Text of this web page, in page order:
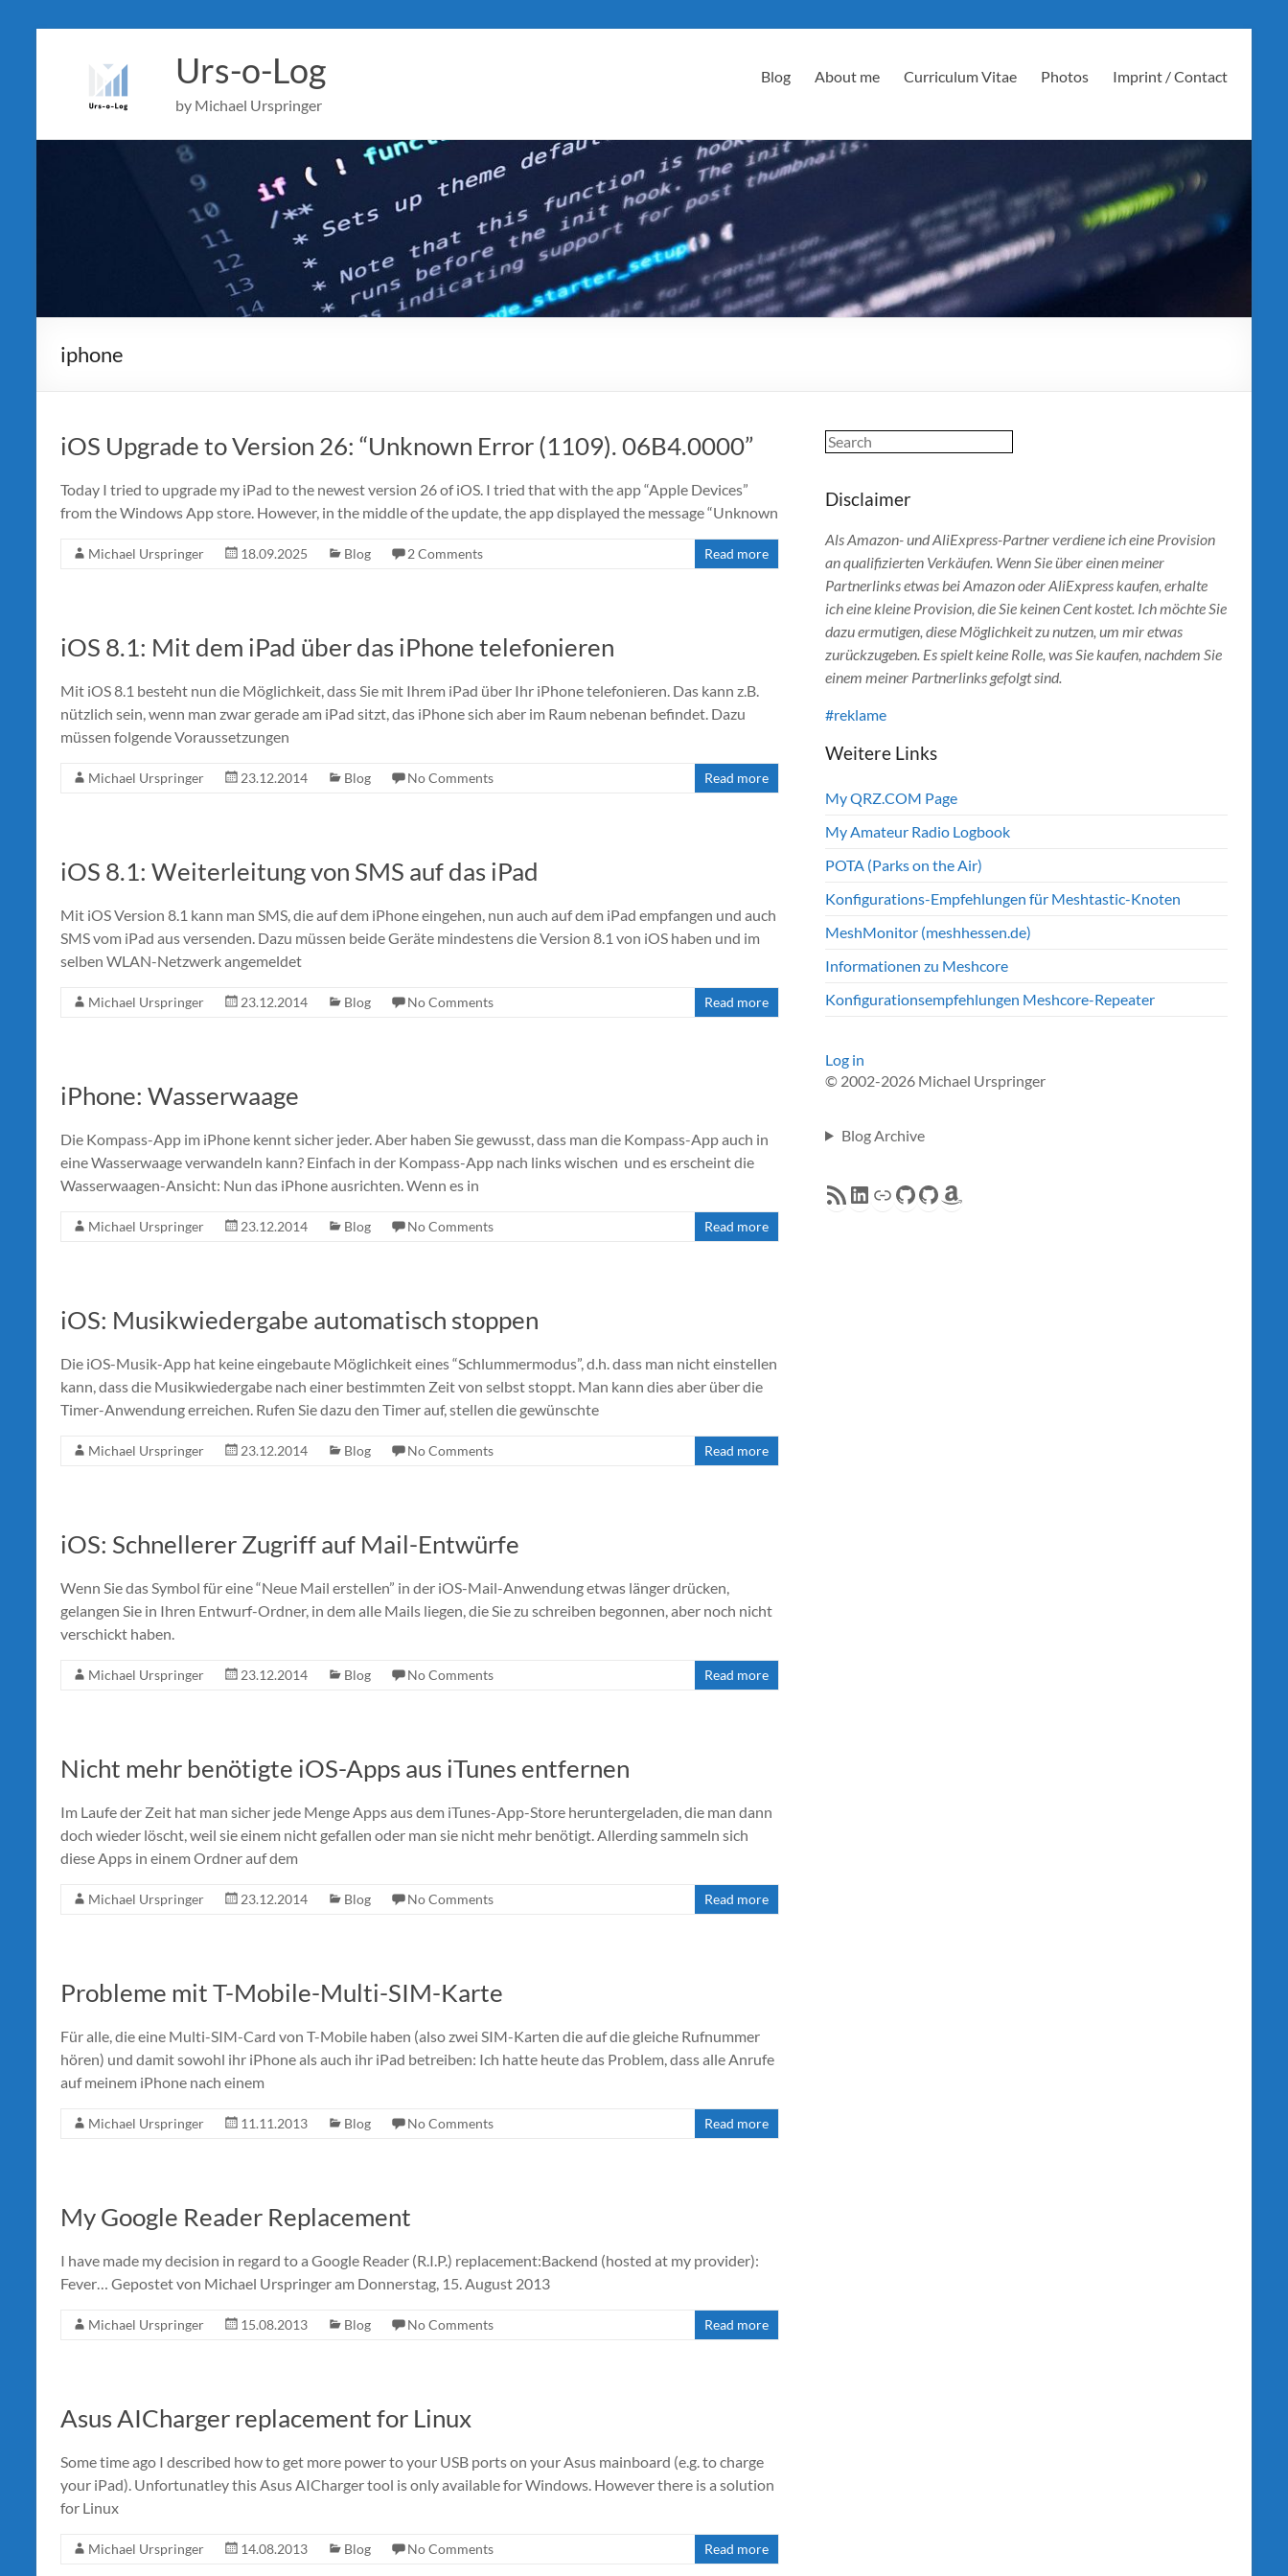
Urs-o-Log
by Michael Urspringer
Blog About me Curriculum Vitae Photos Imprint / Contact
iphone
iOS Upgrade to Version 26: “Unknown Error (1109). 06B4.0000”
Today I tried to upgrade my iPad to the newest version 26 of iOS. I tried that with the app “Apple Devices”
from the Windows App store. However, in the middle of the update, the app displayed the message “Unknown
Michael Urspringer 18.09.2025 Blog 2 Comments Read more
iOS 8.1: Mit dem iPad über das iPhone telefonieren
Mit iOS 8.1 besteht nun die Möglichkeit, dass Sie mit Ihrem iPad über Ihr iPhone telefonieren. Das kann z.B.
nützlich sein, wenn man zwar gerade am iPad sitzt, das iPhone sich aber im Raum nebenan befindet. Dazu
müssen folgende Voraussetzungen
Michael Urspringer 23.12.2014 Blog No Comments Read more
iOS 8.1: Weiterleitung von SMS auf das iPad
Mit iOS Version 8.1 kann man SMS, die auf dem iPhone eingehen, nun auch auf dem iPad empfangen und auch
SMS vom iPad aus versenden. Dazu müssen beide Geräte mindestens die Version 8.1 von iOS haben und im
selben WLAN-Netzwerk angemeldet
Michael Urspringer 23.12.2014 Blog No Comments Read more
iPhone: Wasserwaage
Die Kompass-App im iPhone kennt sicher jeder. Aber haben Sie gewusst, dass man die Kompass-App auch in
eine Wasserwaage verwandeln kann? Einfach in der Kompass-App nach links wischen und es erscheint die
Wasserwaagen-Ansicht: Nun das iPhone ausrichten. Wenn es in
Michael Urspringer 23.12.2014 Blog No Comments Read more
iOS: Musikwiedergabe automatisch stoppen
Die iOS-Musik-App hat keine eingebaute Möglichkeit eines “Schlummermodus”, d.h. dass man nicht einstellen
kann, dass die Musikwiedergabe nach einer bestimmten Zeit von selbst stoppt. Man kann dies aber über die
Timer-Anwendung erreichen. Rufen Sie dazu den Timer auf, stellen die gewünschte
Michael Urspringer 23.12.2014 Blog No Comments Read more
iOS: Schnellerer Zugriff auf Mail-Entwürfe
Wenn Sie das Symbol für eine “Neue Mail erstellen” in der iOS-Mail-Anwendung etwas länger drücken,
gelangen Sie in Ihren Entwurf-Ordner, in dem alle Mails liegen, die Sie zu schreiben begonnen, aber noch nicht
verschickt haben.
Michael Urspringer 23.12.2014 Blog No Comments Read more
Nicht mehr benötigte iOS-Apps aus iTunes entfernen
Im Laufe der Zeit hat man sicher jede Menge Apps aus dem iTunes-App-Store heruntergeladen, die man dann
doch wieder löscht, weil sie einem nicht gefallen oder man sie nicht mehr benötigt. Allerding sammeln sich
diese Apps in einem Ordner auf dem
Michael Urspringer 23.12.2014 Blog No Comments Read more
Probleme mit T-Mobile-Multi-SIM-Karte
Für alle, die eine Multi-SIM-Card von T-Mobile haben (also zwei SIM-Karten die auf die gleiche Rufnummer
hören) und damit sowohl ihr iPhone als auch ihr iPad betreiben: Ich hatte heute das Problem, dass alle Anrufe
auf meinem iPhone nach einem
Michael Urspringer 11.11.2013 Blog No Comments Read more
My Google Reader Replacement
I have made my decision in regard to a Google Reader (R.I.P.) replacement:Backend (hosted at my provider):
Fever… Gepostet von Michael Urspringer am Donnerstag, 15. August 2013
Michael Urspringer 15.08.2013 Blog No Comments Read more
Asus AICharger replacement for Linux
Some time ago I described how to get more power to your USB ports on your Asus mainboard (e.g. to charge
your iPad). Unfortunatley this Asus AICharger tool is only available for Windows. However there is a solution
for Linux
Michael Urspringer 14.08.2013 Blog No Comments Read more
Search
Disclaimer
Als Amazon- und AliExpress-Partner verdiene ich eine Provision
an qualifizierten Verkäufen. Wenn Sie über einen meiner
Partnerlinks etwas bei Amazon oder AliExpress kaufen, erhalte
ich eine kleine Provision, die Sie keinen Cent kostet. Ich möchte Sie
dazu ermutigen, diese Möglichkeit zu nutzen, um mir etwas
zurückzugeben. Es spielt keine Rolle, was Sie kaufen, nachdem Sie
einem meiner Partnerlinks gefolgt sind.
#reklame
Weitere Links
My QRZ.COM Page
My Amateur Radio Logbook
POTA (Parks on the Air)
Konfigurations-Empfehlungen für Meshtastic-Knoten
MeshMonitor (meshhessen.de)
Informationen zu Meshcore
Konfigurationsempfehlungen Meshcore-Repeater
Log in
© 2002-2026 Michael Urspringer
Blog Archive
RSS FeedLinkedIn
LinkGitHub
GitHub
Amazon